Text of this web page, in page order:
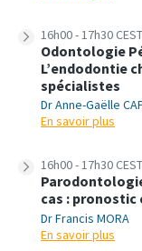
16h00 - 17h30 CEST
Odontologie
L’endodontie
spécialistes
Dr Anne-Gaëlle
En savoir plus
16h00 - 17h30 CEST
cas : pronostic
Dr Francis MORA
En savoir plus